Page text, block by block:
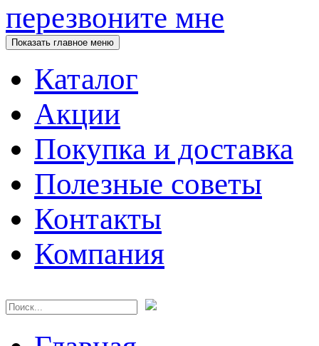
перезвоните мне
Показать главное меню
Каталог
Акции
Покупка и доставка
Полезные советы
Контакты
Компания